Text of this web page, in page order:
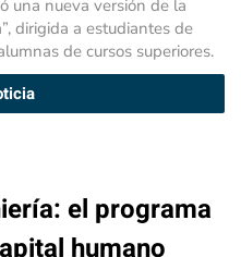
una nueva versión de la
dirigida a estudiantes de
de cursos superiores.
el programa
humano